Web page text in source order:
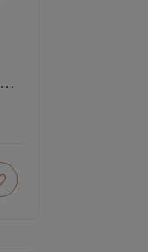
ΣΥΡΤΑΡΙΕΡΑ-ΑΛΛΑΞΙΕΡΑ AZURE WHITE